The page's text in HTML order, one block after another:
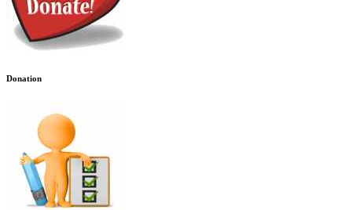
Donation